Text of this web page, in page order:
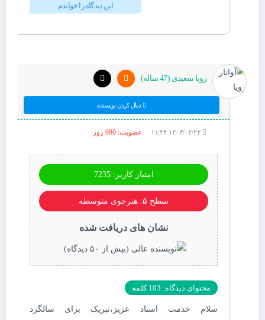
این دیدگاه را خواندم
رویا سعیدی (47 ساله)
دنبال کردن نویسنده
عضویت: 980 روز
امتیاز کاربر: 7235
سطح ۵: هنرجوی متوسطه
نشان های دریافت شده
محتوای دیدگاه: 103 کلمه
سلام خدمت استاد عزیز،تبریک برای سالگرد